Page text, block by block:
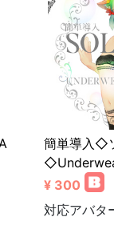
簡単導入◇
¥ 300
対応アバタ